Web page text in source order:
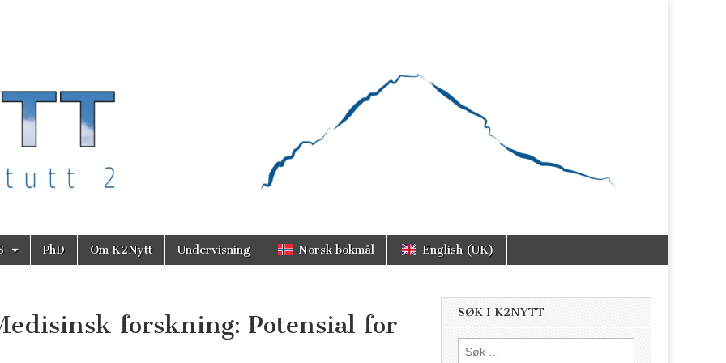
PhD Om K2Nytt Undervisning Norsk bokmål English (UK)
forskning: Potensial for
SØK I K2NYTT
Søk